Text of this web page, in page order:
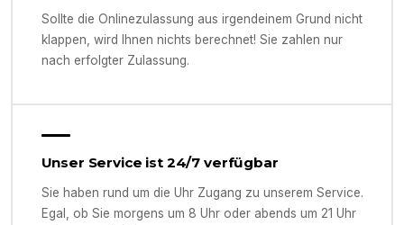
Sollte die Onlinezulassung aus irgendeinem Grund nicht
klappen, wird Ihnen nichts berechnet! Sie zahlen nur
nach erfolgter Zulassung.
Unser Service ist 24/7 verfügbar
Sie haben rund um die Uhr Zugang zu unserem Service.
Egal, ob Sie morgens um 8 Uhr oder abends um 21 Uhr